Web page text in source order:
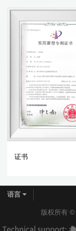
证书
语言
版权所有 ©